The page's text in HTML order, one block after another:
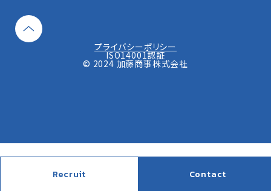
Recruit Contact
© 2024 加藤商事株式会社
ISO14001認証
プライバシーポリシー